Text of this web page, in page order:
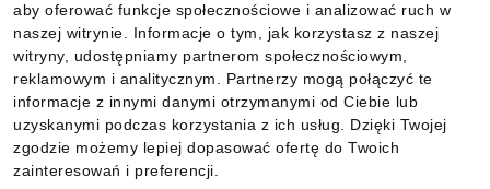
aby oferować funkcje społecznościowe i analizować ruch w
naszej witrynie. Informacje o tym, jak korzystasz z naszej
witryny, udostępniamy partnerom społecznościowym,
reklamowym i analitycznym. Partnerzy mogą połączyć te
informacje z innymi danymi otrzymanymi od Ciebie lub
uzyskanymi podczas korzystania z ich usług. Dzięki Twojej
zgodzie możemy lepiej dopasować ofertę do Twoich
zainteresowań i preferencji.
Informacje
Pobierz naszą aplikację mobilną: